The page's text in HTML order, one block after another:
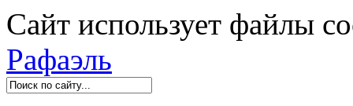
Сайт использует файлы
Рафаэль